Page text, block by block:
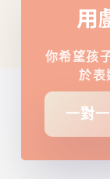
用
你希望孩
於表
一對